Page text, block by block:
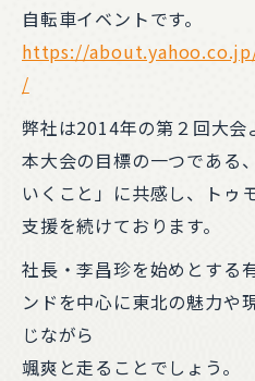
自転車イベントです。
https://
/
弊社は2014年の第２回大会
本大会の目標の一つである
いくこと」に共感し、トゥ
支援を続けております。
社長・李昌珍を始めとする
ンドを中心に東北の魅力や
じながら
颯爽と走ることでしょう。